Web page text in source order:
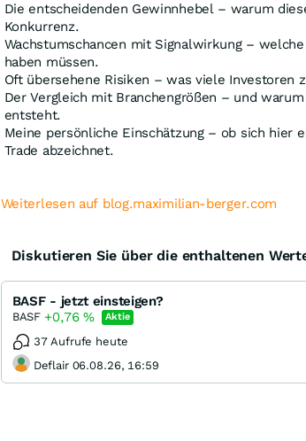
Die entscheidenden Gewinnhebel – warum
Konkurrenz.
Wachstumschancen mit Signalwirkung –
haben müssen.
Oft übersehene Risiken – was viele Investoren
Der Vergleich mit Branchengrößen – und
entsteht.
Meine persönliche Einschätzung – ob sich hier
Trade abzeichnet.
Weiterlesen auf blog.maximilian-berger.com
Diskutieren Sie über die enthaltenen
BASF - jetzt einsteigen?
BASF +0,76% Aktie
37 Aufrufe heute
Deflair 06.08.26, 16:59